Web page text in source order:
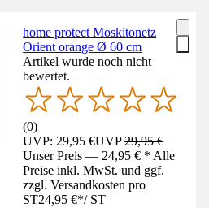
home protect Moskitonetz
Orient orange Ø 60 cm
Artikel wurde noch nicht
bewertet.
(0)
UVP: 29,95 €UVP29,95 €
Unser Preis — 24,95 € * Alle
Preise inkl. MwSt. und ggf.
zzgl. Versandkosten pro
ST24,95 €*/ ST